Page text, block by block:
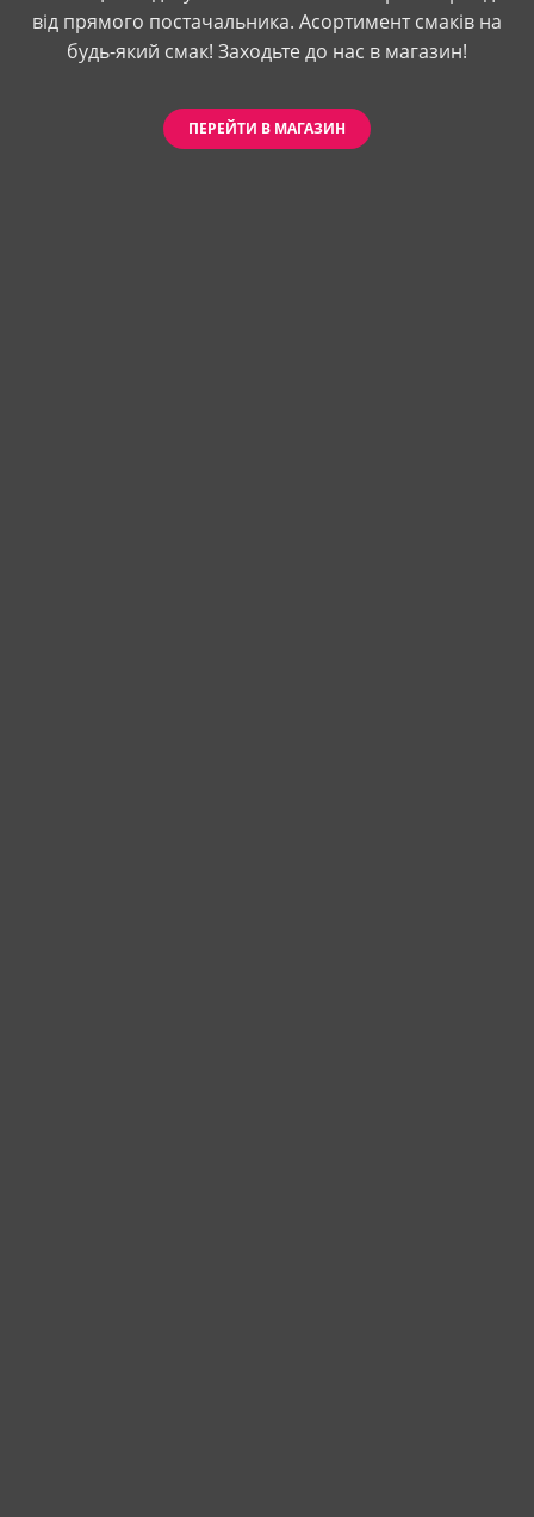
від прямого постачальника. Асортимент смаків на
будь-який смак! Заходьте до нас в магазин!
ПЕРЕЙТИ В МАГАЗИН